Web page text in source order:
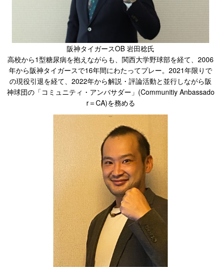
阪神タイガースOB 岩田稔氏
高校から1型糖尿病を抱えながらも、関西大学野球部を経て、2006
年から阪神タイガースで16年間にわたってプレー。2021年限りで
の現役引退を経て、2022年から解説・評論活動と並行しながら阪
神球団の「コミュニティ・アンバサダー」(Communitiy Anbassado
r＝CA)を務める